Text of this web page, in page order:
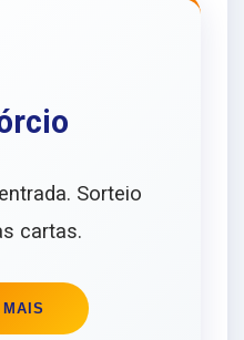
Sorteio
cartas.